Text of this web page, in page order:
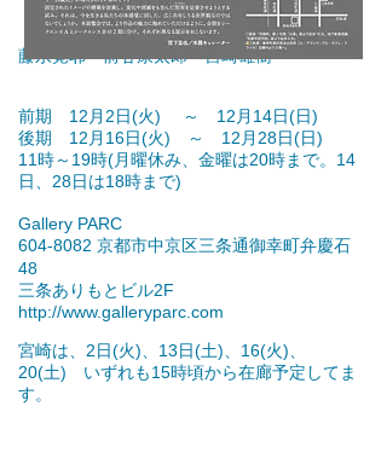
『VANISHING POINT 消滅点』
藤永覚耶 前谷康太郎 宮崎雄樹
前期 12月2日(火) ～ 12月14日(日)
後期 12月16日(火) ～ 12月28日(日)
11時～19時(月曜休み、金曜は20時まで。14
日、28日は18時まで)
Gallery PARC
604-8082 京都市中京区三条通御幸町弁慶石
48
三条ありもとビル2F
http://www.galleryparc.com
宮崎は、2日(火)、13日(土)、16(火)、
20(土) いずれも15時頃から在廊予定してま
す。